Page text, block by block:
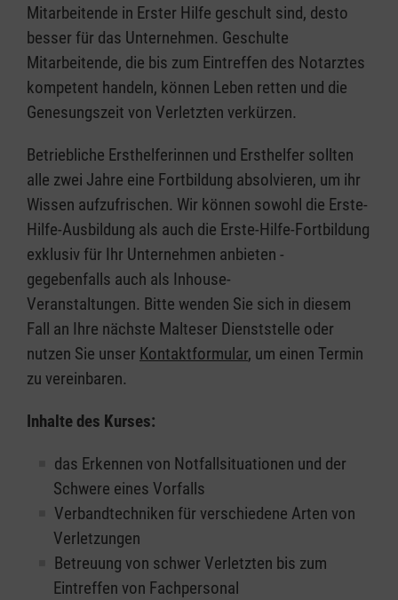
Mitarbeitende in Erster Hilfe geschult sind, desto
besser für das Unternehmen. Geschulte
Mitarbeitende, die bis zum Eintreffen des Notarztes
kompetent handeln, können Leben retten und die
Genesungszeit von Verletzten verkürzen.
Betriebliche Ersthelferinnen und Ersthelfer sollten
alle zwei Jahre eine Fortbildung absolvieren, um ihr
Wissen aufzufrischen. Wir können sowohl die Erste-
Hilfe-Ausbildung als auch die Erste-Hilfe-Fortbildung
exklusiv für Ihr Unternehmen anbieten -
gegebenfalls auch als Inhouse-
Veranstaltungen. Bitte wenden Sie sich in diesem
Fall an Ihre nächste Malteser Dienststelle oder
nutzen Sie unser Kontaktformular, um einen Termin
zu vereinbaren.
Inhalte des Kurses:
das Erkennen von Notfallsituationen und der
Schwere eines Vorfalls
Verbandtechniken für verschiedene Arten von
Verletzungen
Betreuung von schwer Verletzten bis zum
Eintreffen von Fachpersonal